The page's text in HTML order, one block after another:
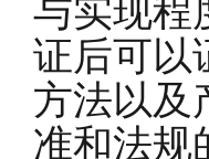
与实现程
证后可以
方法以及
准和法规